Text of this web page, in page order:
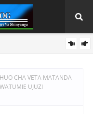
CHA VETA MATANDA
UJUZI